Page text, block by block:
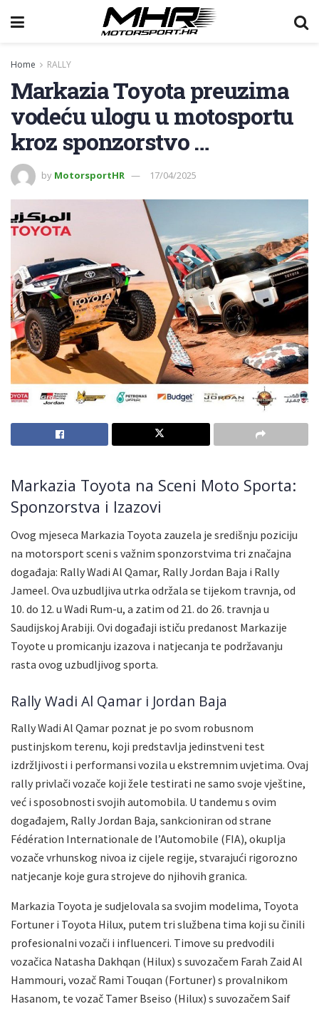
Home RALLY
Markazia Toyota preuzima
vodeću ulogu u motosportu
kroz sponzorstvo …
by MotorsportHR 17/04/2025
Markazia Toyota na Sceni Moto Sporta:
Sponzorstva i Izazovi
Ovog mjeseca Markazia Toyota zauzela je središnju poziciju
na motorsport sceni s važnim sponzorstvima tri značajna
događaja: Rally Wadi Al Qamar, Rally Jordan Baja i Rally
Jameel. Ova uzbudljiva utrka održala se tijekom travnja, od
10. do 12. u Wadi Rum-u, a zatim od 21. do 26. travnja u
Saudijskoj Arabiji. Ovi događaji ističu predanost Markazije
Toyote u promicanju izazova i natjecanja te podržavanju
rasta ovog uzbudljivog sporta.
Rally Wadi Al Qamar i Jordan Baja
Rally Wadi Al Qamar poznat je po svom robusnom
pustinjskom terenu, koji predstavlja jedinstveni test
izdržljivosti i performansi vozila u ekstremnim uvjetima. Ovaj
rally privlači vozače koji žele testirati ne samo svoje vještine,
već i sposobnosti svojih automobila. U tandemu s ovim
događajem, Rally Jordan Baja, sankcioniran od strane
Fédération Internationale de l’Automobile (FIA), okuplja
vozače vrhunskog nivoa iz cijele regije, stvarajući rigorozno
natjecanje koje gura strojeve do njihovih granica.
Markazia Toyota je sudjelovala sa svojim modelima, Toyota
Fortuner i Toyota Hilux, putem tri službena tima koji su činili
profesionalni vozači i influenceri. Timove su predvodili
vozačica Natasha Dakhqan (Hilux) s suvozačem Farah Zaid Al
Hammouri, vozač Rami Touqan (Fortuner) s provalnikom
Hasanom, te vozač Tamer Bseiso (Hilux) s suvozačem Saif